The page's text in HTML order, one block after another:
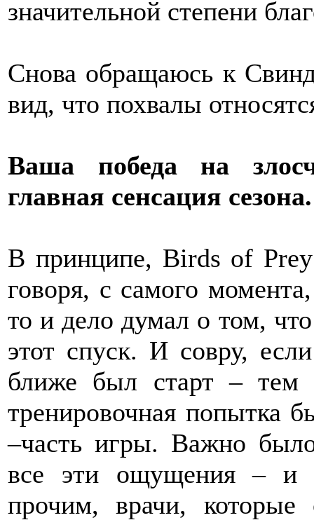
значительной степени
Снова обращаюсь к
вид, что похвалы
Ваша победа на
главная сенсация
В принципе, Birds of
говоря, с самого момента,
то и дело думал о том,
этот спуск. И совру,
ближе был старт – тем
тренировочная попытка
–часть игры. Важно
все эти ощущения – и
прочим, врачи,